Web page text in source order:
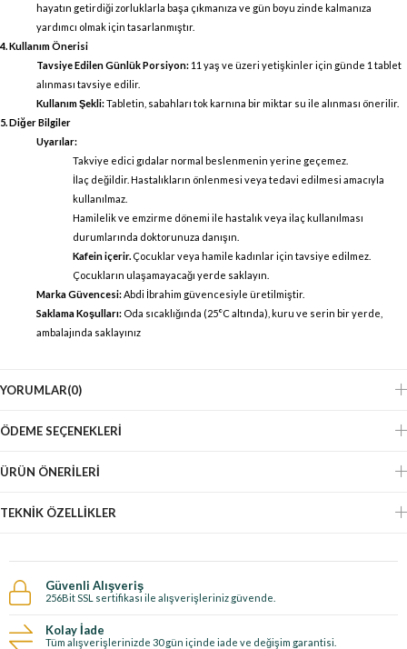
hayatın getirdiği zorluklarla başa çıkmanıza ve gün boyu zinde kalmanıza
yardımcı olmak için tasarlanmıştır.
4. Kullanım Önerisi
Tavsiye Edilen Günlük Porsiyon: 11 yaş ve üzeri yetişkinler için günde 1 tablet
alınması tavsiye edilir.
Kullanım Şekli:Tabletin, sabahları tok karnına bir miktar su ile alınması önerilir.
5. Diğer Bilgiler
Uyarılar:
Takviye edici gıdalar normal beslenmenin yerine geçemez.
İlaç değildir. Hastalıkların önlenmesi veya tedavi edilmesi amacıyla
kullanılmaz.
Hamilelik ve emzirme dönemi ile hastalık veya ilaç kullanılması
durumlarında doktorunuza danışın.
Kafein içerir. Çocuklar veya hamile kadınlar için tavsiye edilmez.
Çocukların ulaşamayacağı yerde saklayın.
Marka Güvencesi: Abdi İbrahim güvencesiyle üretilmiştir.
Saklama Koşulları: Oda sıcaklığında (25°C altında), kuru ve serin bir yerde,
ambalajında saklayınız
YORUMLAR(0)
ÖDEME SEÇENEKLERI
ÜRÜN ÖNERILERI
TEKNIK ÖZELLIKLER
Güvenli Alışveriş
256Bit SSL sertifikası ile alışverişleriniz güvende.
Kolay İade
Tüm alışverişlerinizde 30 gün içinde iade ve değişim garantisi.